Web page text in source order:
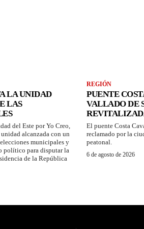
LA UNIDAD
LAS
del Este por Yo Creo,
alcanzada con un
municipales y
político para disputar la
de la República
REGIÓN
PUENTE
VALLADO DE
El puente Costa
reclamado por la
peatonal.
6 de agosto de 2026